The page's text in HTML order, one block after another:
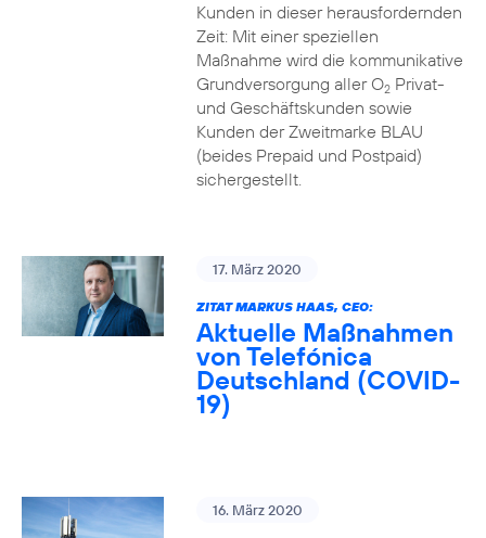
Kunden in dieser herausfordernden
Zeit: Mit einer speziellen
Maßnahme wird die kommunikative
Grundversorgung aller O2Privat-
und Geschäftskunden sowie
Kunden der Zweitmarke BLAU
(beides Prepaid und Postpaid)
sichergestellt.
17. März 2020
ZITAT MARKUS HAAS, CEO:
Aktuelle Maßnahmen
von Telefónica
Deutschland (COVID-
19)
16. März 2020